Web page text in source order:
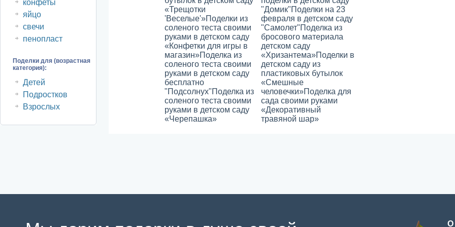
конфеты
яйцо
свечи
пенопласт
Поделки для (возрастная
категория):
Детей
Подростков
Взрослых
«Трещотки
'Веселые'»Поделки из
соленого теста своими
руками в детском саду
«Конфетки для игры в
магазин»Поделка из
соленого теста своими
руками в детском саду
бесплатно
"Подсолнух"Поделка из
соленого теста своими
руками в детском саду
«Черепашка»
"Домик"Поделки на 23
февраля в детском саду
"Самолет"Поделка из
бросового материала
детском саду
«Хризантема»Поделки в
детском саду из
пластиковых бутылок
«Смешные
человечки»Поделка для
сада своими руками
«Декоративный
травяной шар»
О